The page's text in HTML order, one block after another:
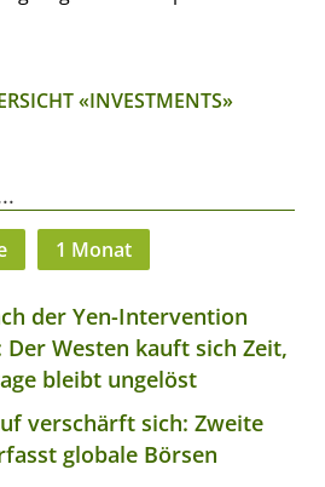
«INVESTMENTS»
1 Monat
der Yen-Intervention
Der Westen kauft sich Zeit,
bleibt ungelöst
verschärft sich: Zweite
globale Börsen